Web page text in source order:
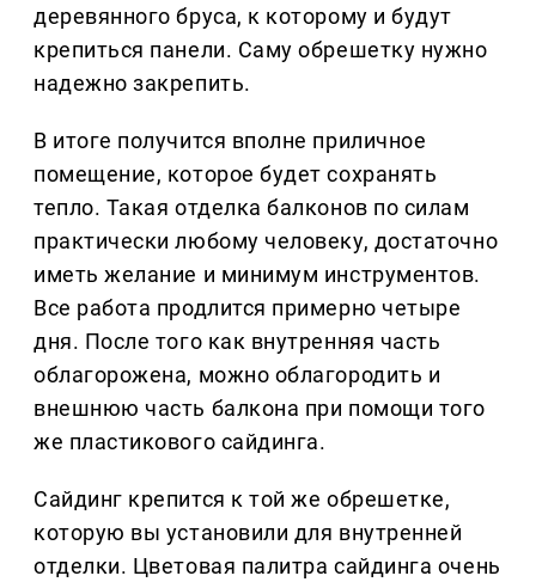
деревянного бруса, к которому и будут
крепиться панели. Саму обрешетку нужно
надежно закрепить.
В итоге получится вполне приличное
помещение, которое будет сохранять
тепло. Такая отделка балконов по силам
практически любому человеку, достаточно
иметь желание и минимум инструментов.
Все работа продлится примерно четыре
дня. После того как внутренняя часть
облагорожена, можно облагородить и
внешнюю часть балкона при помощи того
же пластикового сайдинга.
Сайдинг крепится к той же обрешетке,
которую вы установили для внутренней
отделки. Цветовая палитра сайдинга очень